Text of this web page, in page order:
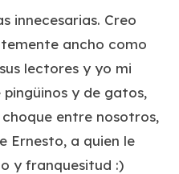
innecesarias. Creo
ancho como
lectores y yo mi
y de gatos,
entre nosotros,
Ernesto, a quien le
y franquesitud :)